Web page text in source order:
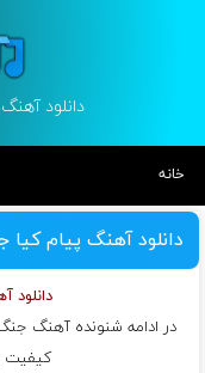
دانلود
خانه
دانلود آهنگ پیام
دانلود
در ادامه شنونده آهنگ
کیفیت